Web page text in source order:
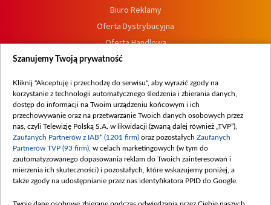
Biuro Reklamy
Oferta Dystrybucyjna
Oferta Handlowa
Dostępność
Procedura zgłoszeń wewnętrznych
Szanujemy Twoją prywatność
Kliknij "Akceptuję i przechodzę do serwisu", aby wyrazić zgody na
korzystanie z technologii automatycznego śledzenia i zbierania danych,
dostęp do informacji na Twoim urządzeniu końcowym i ich
przechowywanie oraz na przetwarzanie Twoich danych osobowych przez
nas, czyli Telewizję Polską S.A. w likwidacji (zwaną dalej również „TVP”),
Zaufanych Partnerów z IAB* (1201 firm) oraz pozostałych Zaufanych
Partnerów TVP (93 firm) , w celach marketingowych (w tym do
zautomatyzowanego dopasowania reklam do Twoich zainteresowań i
mierzenia ich skuteczności) i pozostałych, które wskazujemy poniżej, a
także zgody na udostępnianie przez nas identyfikatora PPID do Google.